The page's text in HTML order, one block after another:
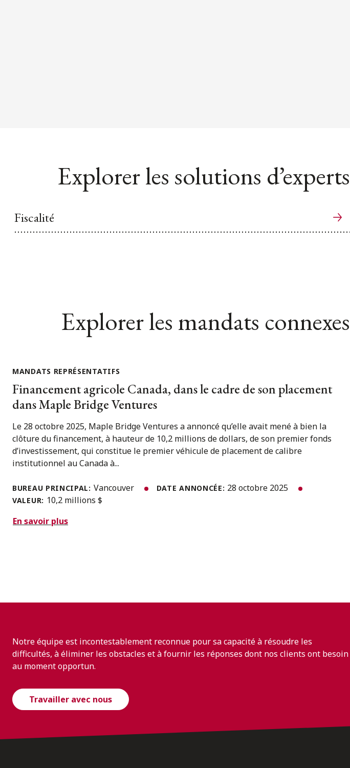
Explorer les solutions d’experts
Fiscalité
Explorer les mandats connexes
MANDATS REPRÉSENTATIFS
Financement agricole Canada, dans le cadre de son placement
dans Maple Bridge Ventures
Le 28 octobre 2025, Maple Bridge Ventures a annoncé qu’elle avait mené à bien la
clôture du financement, à hauteur de 10,2 millions de dollars, de son premier fonds
d’investissement, qui constitue le premier véhicule de placement de calibre
institutionnel au Canada à...
BUREAU PRINCIPAL: Vancouver DATE ANNONCÉE: 28 octobre 2025
VALEUR: 10,2 millions $
En savoir plus
Notre équipe est incontestablement reconnue pour sa capacité à résoudre les
difficultés, à éliminer les obstacles et à fournir les réponses dont nos clients ont besoin
au moment opportun.
Travailler avec nous